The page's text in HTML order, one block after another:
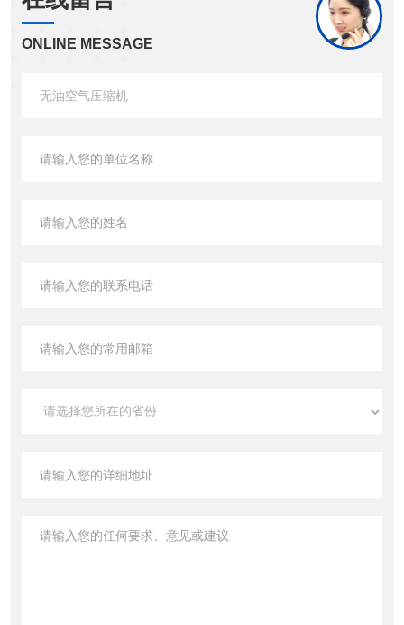
ONLINE MESSAGE